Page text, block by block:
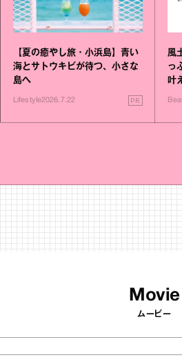
【夏の癒やし旅・小浜島】青い
海とサトウキビが待つ、小さな
島へ
Lifestyle2026.7.22 PR
風
っ
叶
Movie
ムービー